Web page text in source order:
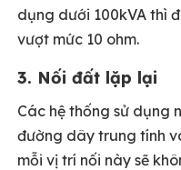
dụng dưới 100kVA thì
vượt mức 10 ohm.
3. Nối đất lặp lại
Các hệ thống sử dụng
đường dây trung tính
mỗi vị trí nối này sẽ